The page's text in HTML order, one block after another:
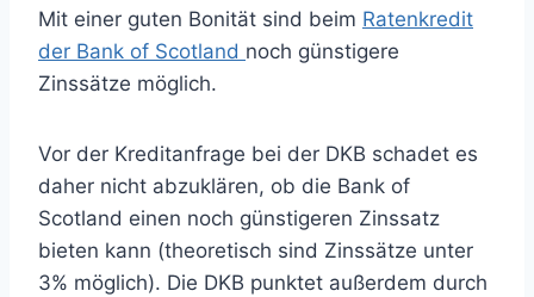
Mit einer guten Bonität sind beim Ratenkredit
der Bank of Scotland noch günstigere
Zinssätze möglich.
Vor der Kreditanfrage bei der DKB schadet es
daher nicht abzuklären, ob die Bank of
Scotland einen noch günstigeren Zinssatz
bieten kann (theoretisch sind Zinssätze unter
3% möglich). Die DKB punktet außerdem durch